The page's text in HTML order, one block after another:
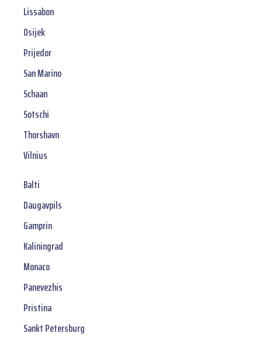
Lissabon
Osijek
Prijedor
San Marino
Schaan
Sotschi
Thorshavn
Vilnius
Balti
Daugavpils
Gamprin
Kaliningrad
Monaco
Panevezhis
Pristina
Sankt Petersburg